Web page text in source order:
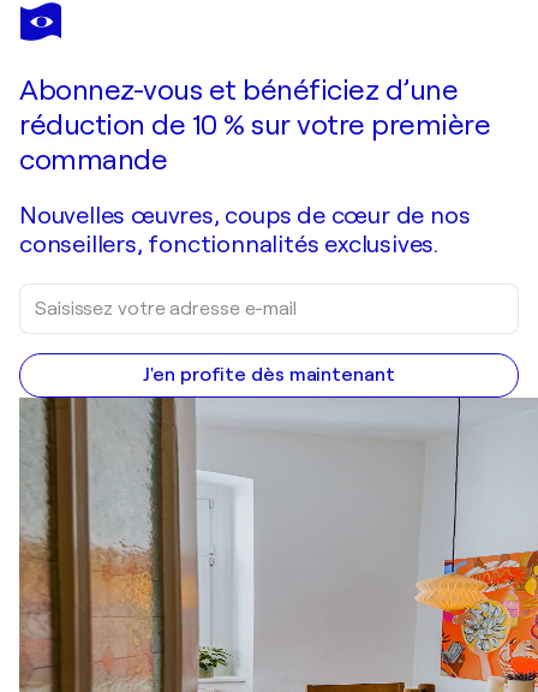
MICHEL MASSI
At twilight #1
Abonnez-vous et bénéficiez d’une
réduction de 10 % sur votre première
commande
Nouvelles œuvres, coups de cœur de nos
conseillers, fonctionnalités exclusives.
J'en profite dès maintenant